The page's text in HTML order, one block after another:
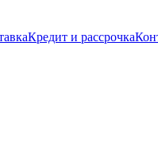
Кредит и рассрочка